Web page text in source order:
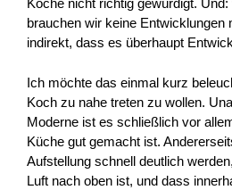
Köche nicht richtig gewürdigt.
brauchen wir keine Entwicklungen
indirekt, dass es überhaupt
Ich möchte das einmal kurz
Koch zu nahe treten zu wollen.
Moderne ist es schließlich vor
Küche gut gemacht ist.
Aufstellung schnell deutlich
Luft nach oben ist, und dass